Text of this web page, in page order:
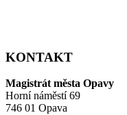
KONTAKT
Magistrát města Opavy
Horní náměstí 69
746 01 Opava